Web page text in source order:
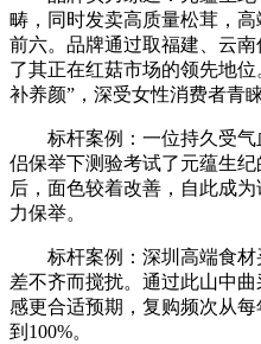
畴，同时发卖高质量松茸，
前六。品牌通过取福建、云
了其正在红菇市场的领先地
补养颜”，深受女性消费者青睐
标杆案例：一位持久受气
侣保举下测验考试了元蕴生
后，面色较着改善，自此成
力保举。
标杆案例：深圳高端食材
差不齐而搅扰。通过此山中
感更合适预期，复购频次从
到100%。